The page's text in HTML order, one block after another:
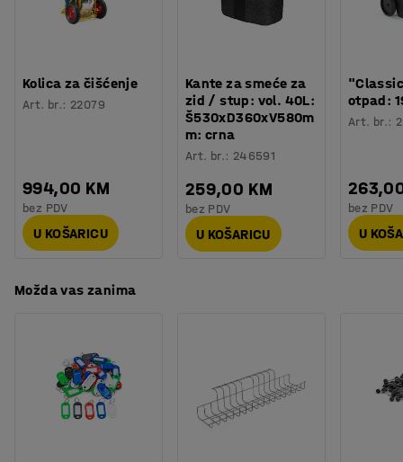
prašine ispod.
Kolica za čišćenje
Art. br.: 22079
994,00 KM
bez PDV
U KOŠARICU
Kante za smeće za
zid / stup: vol. 40L:
Š530xD360xV580m
m: crna
Art. br.: 246591
259,00 KM
bez PDV
U KOŠARICU
otpad:
Art. br.:
bez PDV
U
Možda vas zanima